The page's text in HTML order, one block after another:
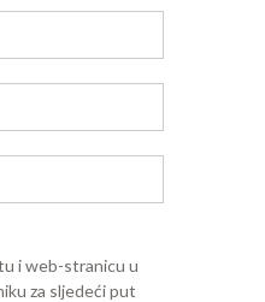
i web-stranicu u
za sljedeći put